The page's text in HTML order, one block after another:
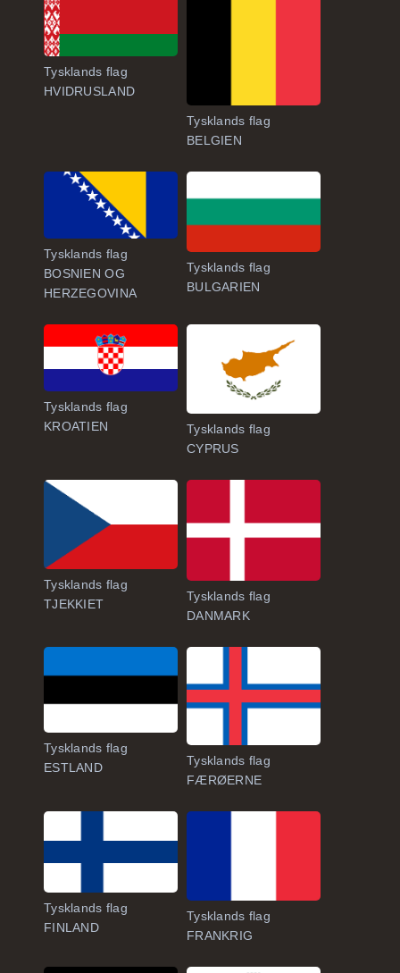
Tysklands flag
HVIDRUSLAND
Tysklands flag
BELGIEN
Tysklands flag
BOSNIEN OG
HERZEGOVINA
Tysklands flag
BULGARIEN
Tysklands flag
KROATIEN
Tysklands flag
CYPRUS
Tysklands flag
TJEKKIET
Tysklands flag
DANMARK
Tysklands flag
ESTLAND
Tysklands flag
FÆRØERNE
Tysklands flag
FINLAND
Tysklands flag
FRANKRIG